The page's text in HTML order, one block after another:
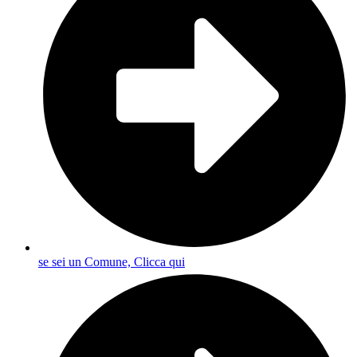
se sei un Comune, Clicca qui